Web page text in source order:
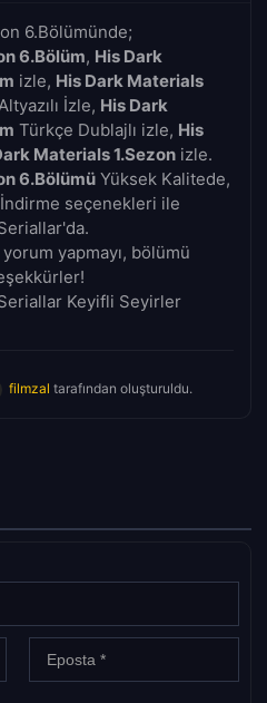
6.Bölümünde;
6.Bölüm, His Dark
izle, His Dark Materials
İzle, His Dark
Türkçe Dublajlı izle, His
Materials 1.Sezon izle.
6.Bölümü Yüksek Kalitede,
seçenekleri ile
yapmayı, bölümü
Keyifli Seyirler
filmzal tarafından oluşturuldu.